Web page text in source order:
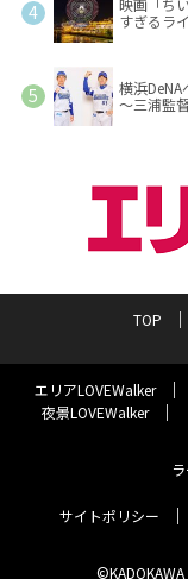
映画「ち
すぎるラ
横浜
～三浦監
TOP
エリアLOVEWalker
夜景LOVEWalker
サイトポリシー